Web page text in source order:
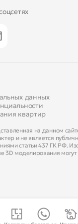
данных
квартир
на данном
и не является
статьи 437 ГК РФ.
3D моделирования могут